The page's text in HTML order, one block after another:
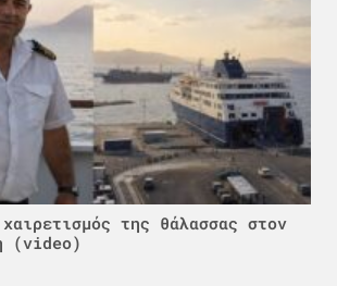
της θάλασσας στον
(video)